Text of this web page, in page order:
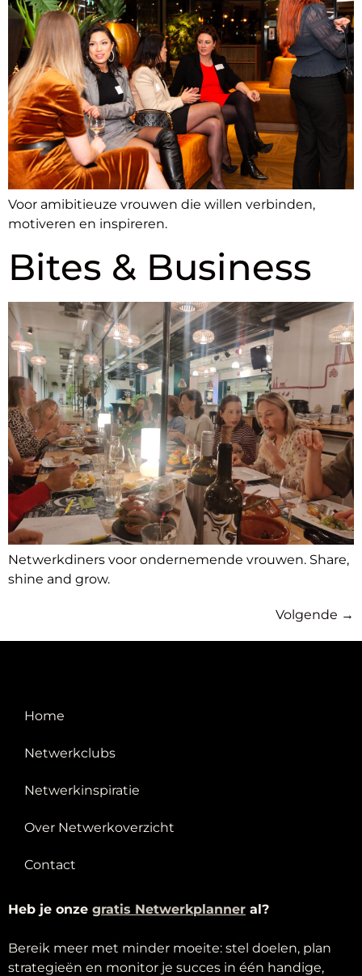
Voor amibitieuze vrouwen die willen verbinden,
motiveren en inspireren.
Bites & Business
Netwerkdiners voor ondernemende vrouwen. Share,
shine and grow.
Volgende →
Home
Netwerkclubs
Netwerkinspiratie
Over Netwerkoverzicht
Contact
Heb je onze gratis Netwerkplanner al?
Bereik meer met minder moeite: stel doelen, plan
strategieën en monitor je succes in één handige,